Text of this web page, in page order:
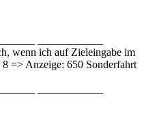
wenn ich auf Zieleingabe im
=> Anzeige: 650 Sonderfahrt